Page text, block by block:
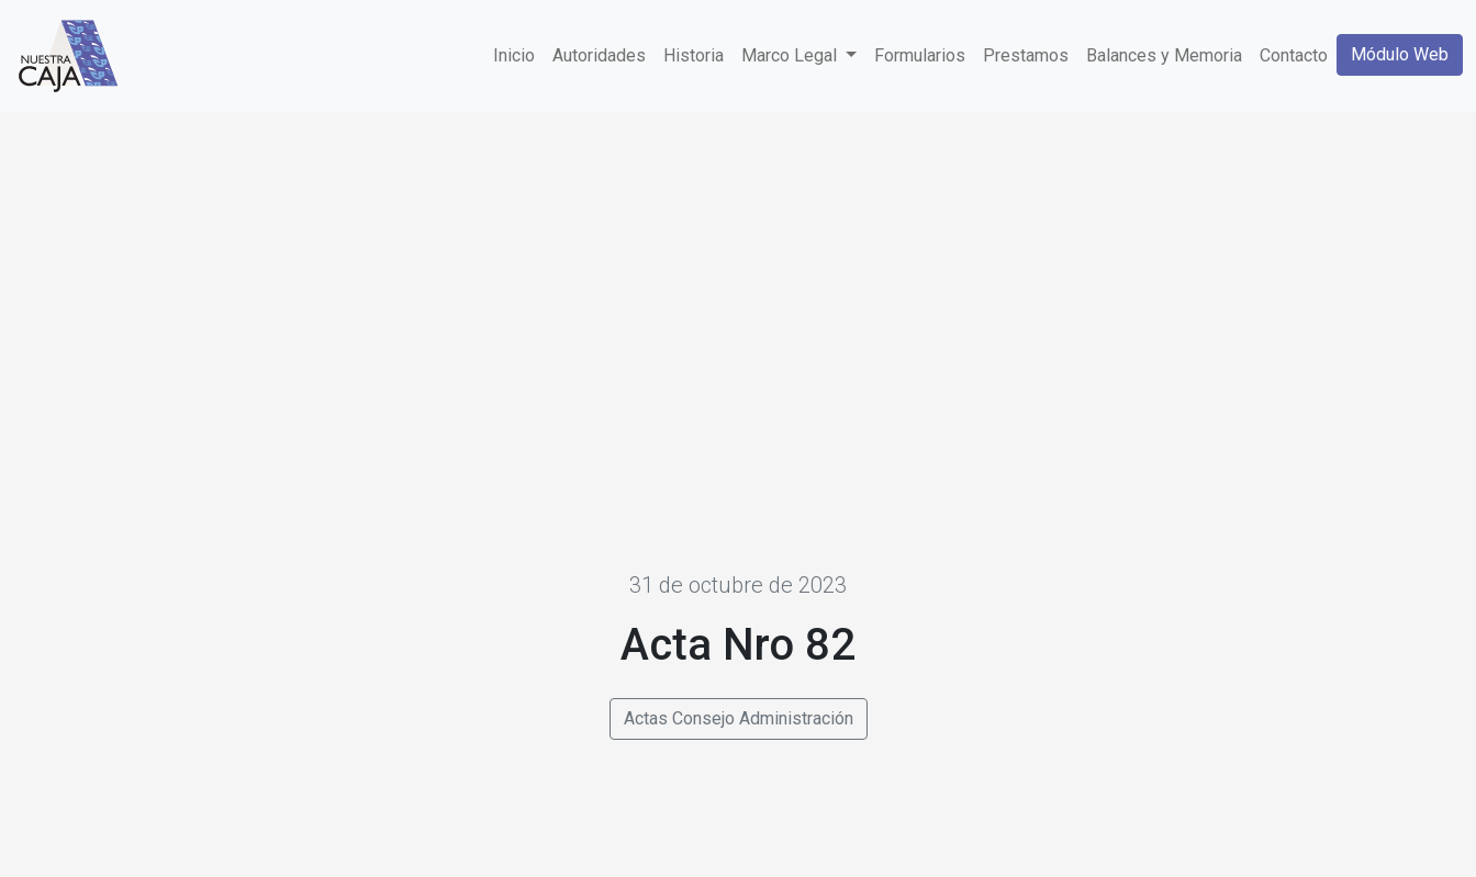
Inicio Autoridades Historia Marco Legal Formularios Prestamos Balances y Memoria Contacto Módulo Web
31 de octubre de 2023
Acta Nro 82
Actas Consejo Administración